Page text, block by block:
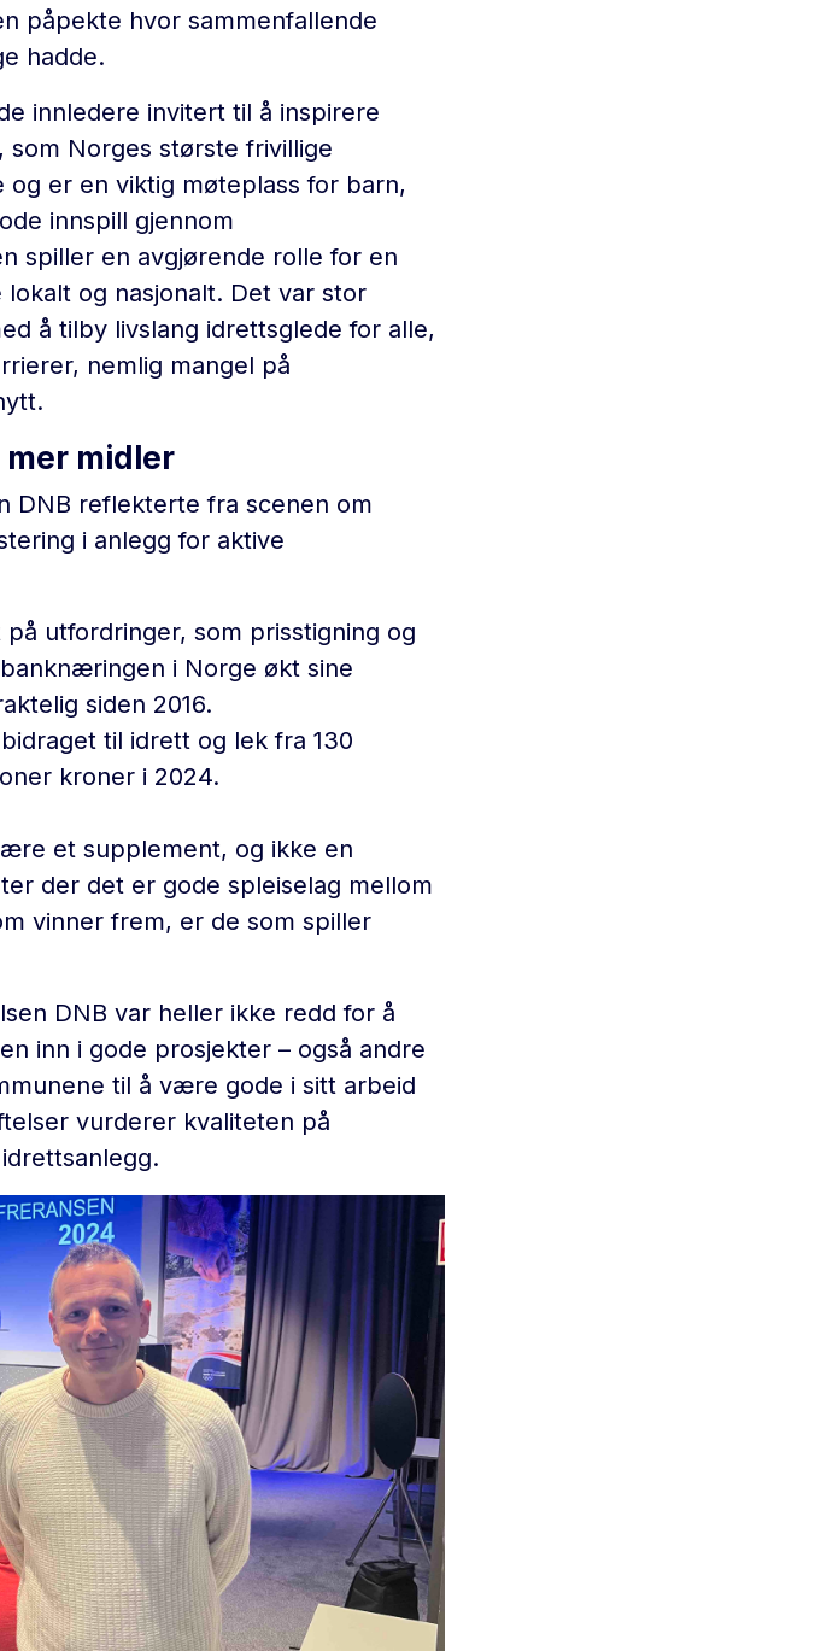
påpekte hvor sammenfallende
hadde.
innledere invitert til å inspirere
Norges største frivillige
og er en viktig møteplass for barn,
innspill gjennom
spiller en avgjørende rolle for en
og nasjonalt. Det var stor
å tilby livslang idrettsglede for alle,
nemlig mangel på
mer midler
DNB reflekterte fra scenen om
i anlegg for aktive
utfordringer, som prisstigning og
i Norge økt sine
siden 2016.
til idrett og lek fra 130
kroner i 2024.
et supplement, og ikke en
der det er gode spleiselag mellom
vinner frem, er de som spiller
DNB var heller ikke redd for å
inn i gode prosjekter – også andre
til å være gode i sitt arbeid
vurderer kvaliteten på